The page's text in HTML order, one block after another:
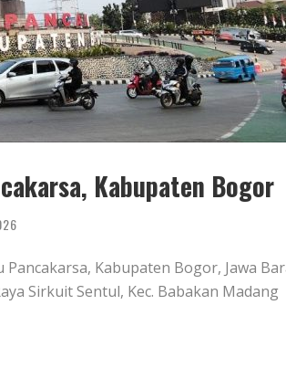
Kabupaten Bogor
Kabupaten Bogor, Jawa
Sirkuit Sentul, Kec. Babakan Madang